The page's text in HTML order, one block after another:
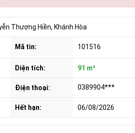
Thượng Hiền, Khánh Hòa
Mã tin: 101516
Diện tích: 91 m²
Điện thoại: 0389904***
Hết hạn: 06/08/2026